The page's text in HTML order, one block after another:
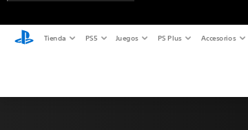
Tienda PS5 Juegos PS Plus Accesorios